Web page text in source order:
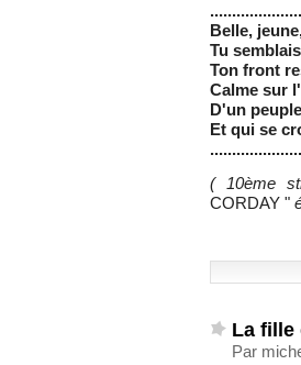
Belle,
Tu
Ton front
Calme sur
D'un
Et qui se
( 10ème
CORDAY "
La fille
Par